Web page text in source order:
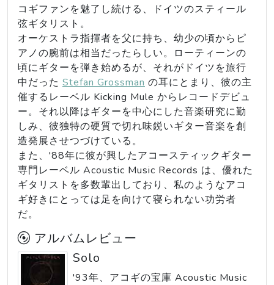
コギファンを魅了し続ける、ドイツのスティール
弦ギタリスト。
オーケストラ指揮者を父に持ち、幼少の頃からピ
アノの腕前は相当だったらしい。ローティーンの
頃にギターを弾き始めるが、それがドイツを旅行
中だった Stefan Grossman の耳にとまり、彼の主
催するレーベル Kicking Mule からレコードデビュ
ー。それ以降はギターを中心にした音楽研究に勤
しみ、彼独特の硬質で切れ味鋭いギター音楽を創
造発展させつづけている。
また、'88年に彼が興したアコースティックギター
専門レーベル Acoustic Music Records は、優れた
ギタリストを多数輩出しており、私のようなアコ
ギ好きにとっては足を向けて寝られない功労者
だ。
アルバムレビュー
Solo
'93年、アコギの宝庫 Acoustic Music